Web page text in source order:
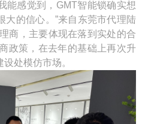
能感觉到，GMT智能锁确实想
大的信心。”来自东莞市代理陆
商，主要体现在落到实处的合
政策，在去年的基础上再次升
处模仿市场。